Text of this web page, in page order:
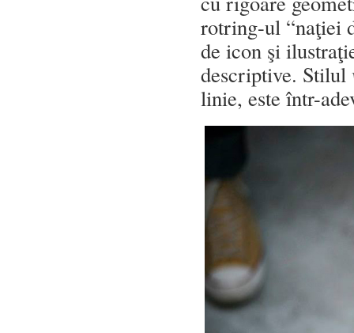
rotring-ul “naţiei
de icon şi
descriptive. Stilul
linie, este într-